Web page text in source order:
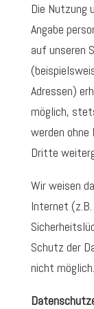
Die Nutzung
Angabe
auf unseren
Adressen)
möglich,
werden
Dritte
Wir weisen
Internet
Schutz der
nicht möglich.